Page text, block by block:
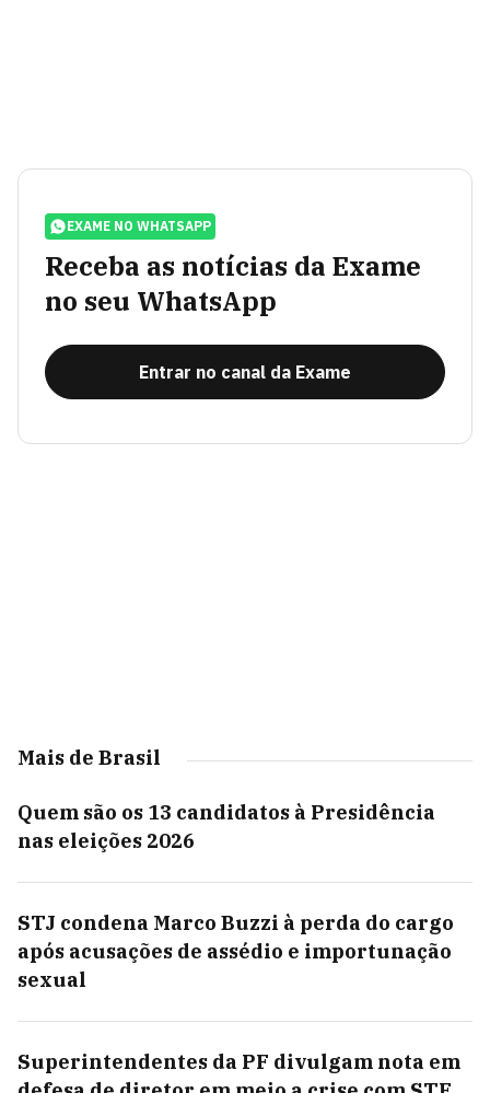
EXAME NO WHATSAPP
Receba as notícias da Exame
no seu WhatsApp
Entrar no canal da Exame
Mais de Brasil
Quem são os 13 candidatos à Presidência
nas eleições 2026
STJ condena Marco Buzzi à perda do cargo
após acusações de assédio e importunação
sexual
Superintendentes da PF divulgam nota em